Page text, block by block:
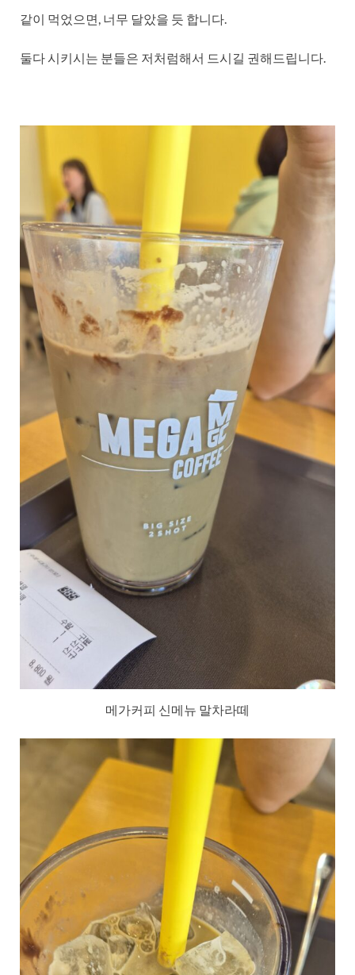
같이 먹었으면, 너무 달았을 듯 합니다.
둘다 시키시는 분들은 저처럼해서 드시길 권해드립니다.
메가커피 신메뉴 말차라떼